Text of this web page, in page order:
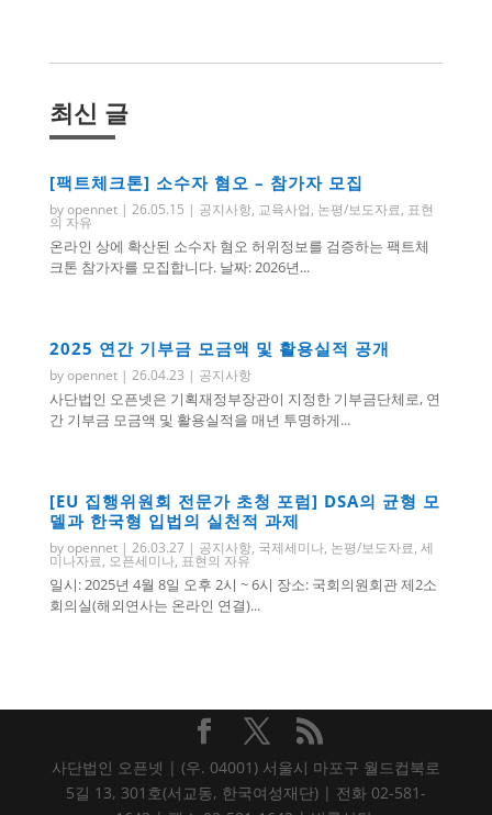
최신 글
[팩트체크톤] 소수자 혐오 – 참가자 모집
byopennet| 26.05.15 | 공지사항, 교육사업, 논평/보도자료, 표현
의 자유
온라인 상에 확산된 소수자 혐오 허위정보를 검증하는 팩트체
크톤 참가자를 모집합니다. 날짜: 2026년...
2025 연간 기부금 모금액 및 활용실적 공개
byopennet| 26.04.23 | 공지사항
사단법인 오픈넷은 기획재정부장관이 지정한 기부금단체로, 연
간 기부금 모금액 및 활용실적을 매년 투명하게...
[EU 집행위원회 전문가 초청 포럼] DSA의 균형 모
델과 한국형 입법의 실천적 과제
byopennet| 26.03.27| 공지사항, 국제세미나, 논평/보도자료, 세
미나자료, 오픈세미나, 표현의 자유
일시: 2025년 4월 8일 오후 2시 ~ 6시 장소: 국회의원회관 제2소
회의실(해외연사는 온라인 연결)...
사단법인 오픈넷 | (우. 04001) 서울시 마포구 월드컵북로
5길 13, 301호(서교동, 한국여성재단) | 전화 02-581-